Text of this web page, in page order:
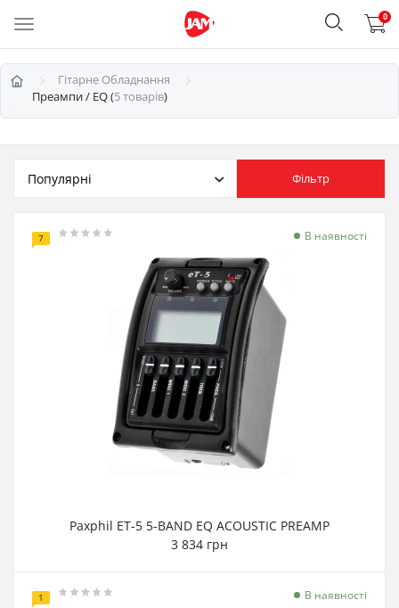
0
Гітарне Обладнання
Преампи / EQ (5 товарів)
Фільтр
7 В наявності
Paxphil ET-5 5-BAND EQ ACOUSTIC PREAMP
3 834 грн
1 В наявності